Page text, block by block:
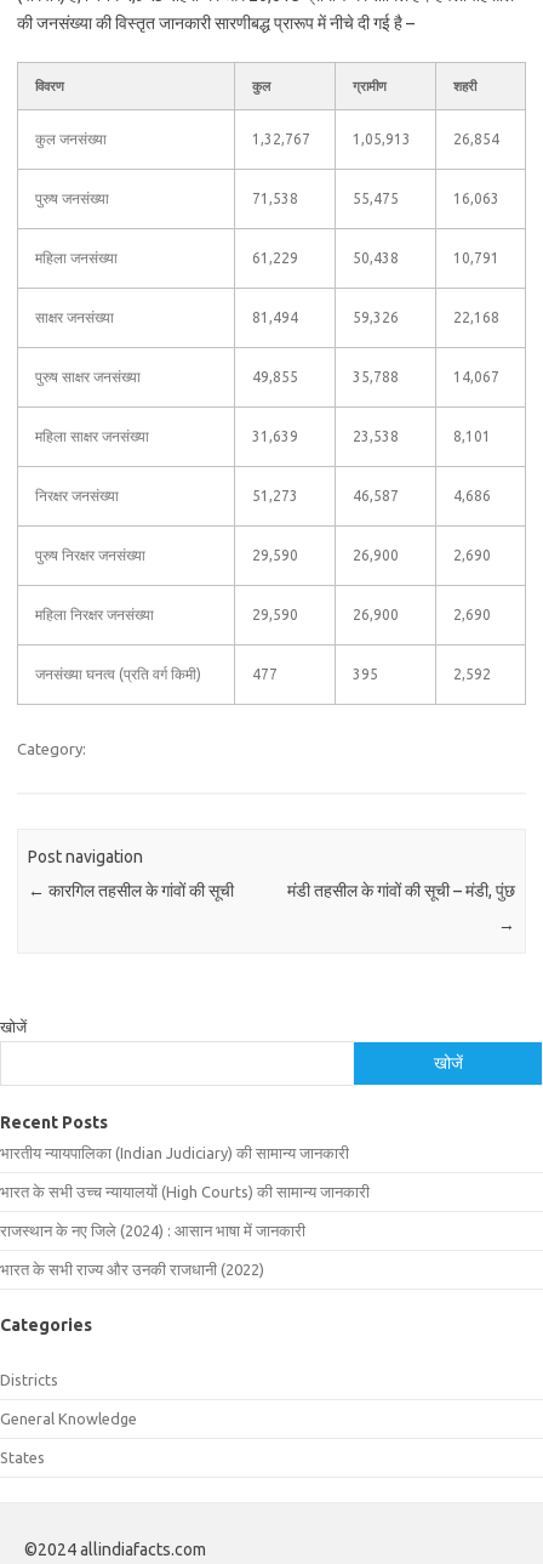
की जनसंख्या की विस्तृत जानकारी सारणीबद्ध प्रारूप में नीचे दी गई है –
विवरण कुल ग्रामीण शहरी
कुल जनसंख्या 1,32,767 1,05,913 26,854
पुरुष जनसंख्या 71,538 55,475 16,063
महिला जनसंख्या 61,229 50,438 10,791
साक्षर जनसंख्या 81,494 59,326 22,168
पुरुष साक्षर जनसंख्या 49,855 35,788 14,067
महिला साक्षर जनसंख्या 31,639 23,538 8,101
निरक्षर जनसंख्या 51,273 46,587 4,686
पुरुष निरक्षर जनसंख्या 29,590 26,900 2,690
महिला निरक्षर जनसंख्या 29,590 26,900 2,690
जनसंख्या घनत्व (प्रति वर्ग किमी) 477 395 2,592
Category:
Post navigation
← कारगिल तहसील के गांवों की सूची
मंडी तहसील के गांवों की सूची – मंडी, पुंछ
→
खोजें
खोजें
Recent Posts
भारतीय न्यायपालिका (Indian Judiciary) की सामान्य जानकारी
भारत के सभी उच्च न्यायालयों (High Courts) की सामान्य जानकारी
राजस्थान के नए जिले (2024) : आसान भाषा में जानकारी
भारत के सभी राज्य और उनकी राजधानी (2022)
Categories
Districts
General Knowledge
States
©2024 allindiafacts.com